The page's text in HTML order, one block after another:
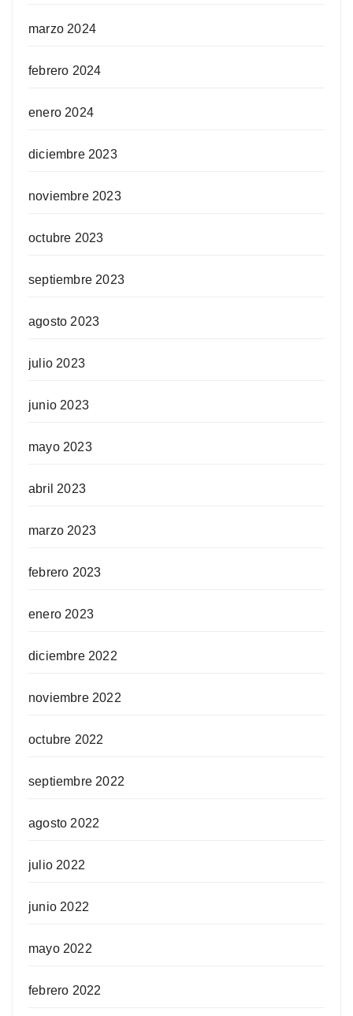
marzo 2024
febrero 2024
enero 2024
diciembre 2023
noviembre 2023
octubre 2023
septiembre 2023
agosto 2023
julio 2023
junio 2023
mayo 2023
abril 2023
marzo 2023
febrero 2023
enero 2023
diciembre 2022
noviembre 2022
octubre 2022
septiembre 2022
agosto 2022
julio 2022
junio 2022
mayo 2022
febrero 2022